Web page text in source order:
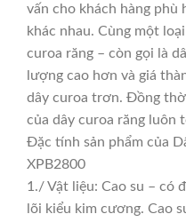
vấn cho khách hàng phù
khác nhau. Cùng một
curoa răng – còn gọi là
lượng cao hơn và giá
dây curoa trơn. Đồng
của dây curoa răng luôn
Đặc tính sản phẩm của
XPB2800
1./ Vật liệu: Cao su – có
lõi kiểu kim cương. Cao